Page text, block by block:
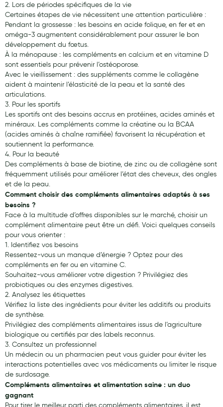
Nutrition clinique
Anti-poux
Solaire et moustique
Piqûres insectes
Appareils
Soins jambes lourdes
Contention veineuse
Contactologie
Accessoires pieds et semelles
Soins ORL
Douleurs articulaires et musculaires
Santé séniors
Anti acariens, anti gale, anti tiques, insectifuges
Vétérinaire
Incontinence
Ronflement
Autotests
Protections auditives
Lunettes
Piluliers
Matériel medical
2. Lors de périodes spécifiques de la vie
Certaines étapes de vie nécessitent une attention particulière :
Pendant la grossesse : les besoins en acide folique, en fer et en
oméga-3 augmentent considérablement pour assurer le bon
développement du fœtus.
À la ménopause : les compléments en calcium et en vitamine D
sont essentiels pour prévenir l’ostéoporose.
Avec le vieillissement : des suppléments comme le collagène
aident à maintenir l’élasticité de la peau et la santé des
articulations.
3. Pour les sportifs
Les sportifs ont des besoins accrus en protéines, acides aminés et
minéraux. Les compléments comme la créatine ou la BCAA
(acides aminés à chaîne ramifiée) favorisent la récupération et
soutiennent la performance.
4. Pour la beauté
Des compléments à base de biotine, de zinc ou de collagène sont
fréquemment utilisés pour améliorer l’état des cheveux, des ongles
et de la peau.
Comment choisir des compléments alimentaires adaptés à ses
besoins ?
Face à la multitude d’offres disponibles sur le marché, choisir un
complément alimentaire peut être un défi. Voici quelques conseils
pour vous orienter :
1. Identifiez vos besoins
Ressentez-vous un manque d’énergie ? Optez pour des
compléments en fer ou en vitamine C.
Souhaitez-vous améliorer votre digestion ? Privilégiez des
probiotiques ou des enzymes digestives.
2. Analysez les étiquettes
Vérifiez la liste des ingrédients pour éviter les additifs ou produits
de synthèse.
Privilégiez des compléments alimentaires issus de l’agriculture
biologique ou certifiés par des labels reconnus.
3. Consultez un professionnel
Un médecin ou un pharmacien peut vous guider pour éviter les
interactions potentielles avec vos médicaments ou limiter le risque
de surdosage.
Compléments alimentaires et alimentation saine : un duo
gagnant
Pour tirer le meilleur parti des compléments alimentaires, il est